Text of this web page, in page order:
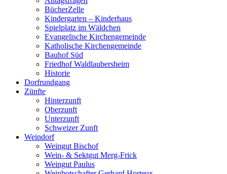
BücherZelle
Kindergarten – Kinderhaus
Spielplatz im Wäldchen
Evangelische Kirchengemeinde
Katholische Kirchengemeinde
Bauhof Süd
Friedhof Waldlaubersheim
Historie
Dorfrundgang
Zünfte
Hinterzunft
Oberzunft
Unterzunft
Schweizer Zunft
Weindorf
Weingut Bischof
Wein- & Sektgut Merg-Frick
Weingut Paulus